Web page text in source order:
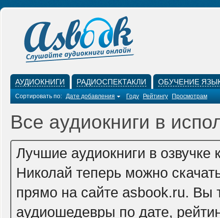
АУДИОКНИГИ РАДИОСПЕКТАКЛИ ОБУЧЕНИЕ
Сортировать по: Дате добавления Году Рейтингу Просмотрам
Все аудиокниги в
Лучшие аудиокниги в озвучке
Николай теперь можно
прямо на сайте asbook.ru. Вы
аудиошедевры по дате,